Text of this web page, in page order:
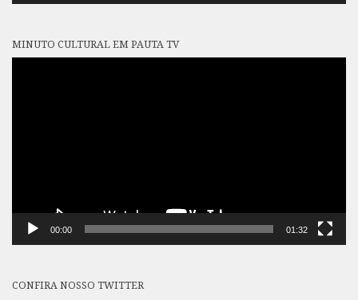
MINUTO CULTURAL EM PAUTA TV
00:00 01:32
CONFIRA NOSSO TWITTER